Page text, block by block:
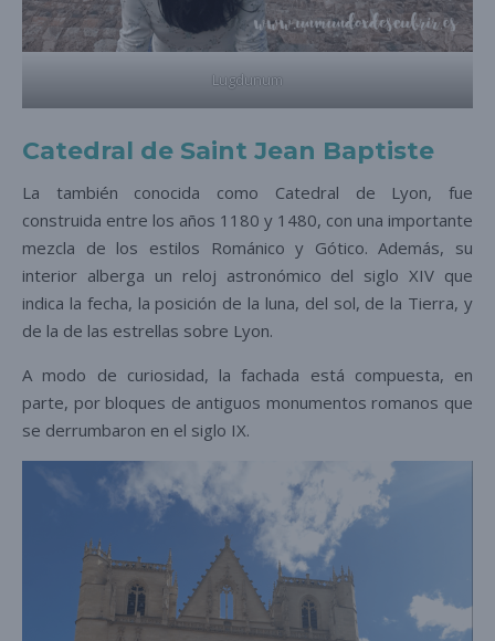
Lugdunum
Catedral de Saint Jean Baptiste
La también conocida como Catedral de Lyon, fue
construida entre los años 1180 y 1480, con una importante
mezcla de los estilos Románico y Gótico. Además, su
interior alberga un reloj astronómico del siglo XIV que
indica la fecha, la posición de la luna, del sol, de la Tierra, y
de la de las estrellas sobre Lyon.
A modo de curiosidad, la fachada está compuesta, en
parte, por bloques de antiguos monumentos romanos que
se derrumbaron en el siglo IX.